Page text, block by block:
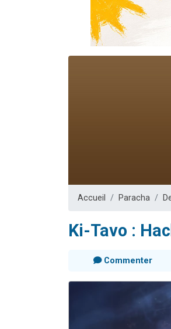
Accueil Paracha
Ki-Tavo :
Commenter